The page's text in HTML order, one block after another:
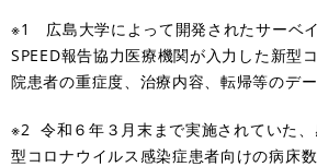
※1 広島大学によって開発されたサーベ
SPEED報告協力医療機関が入力した新型
院患者の重症度、治療内容、転帰等のデー
※2 令和６年３月末まで実施されていた
型コロナウイルス感染症患者向けの病床